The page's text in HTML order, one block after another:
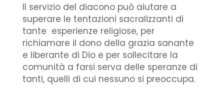
Il servizio del diacono può aiutare a
superare le tentazioni sacralizzanti di
tante esperienze religiose, per
richiamare il dono della grazia sanante
e liberante di Dio e per sollecitare la
comunità a farsi serva delle speranze di
tanti, quelli di cui nessuno si preoccupa.